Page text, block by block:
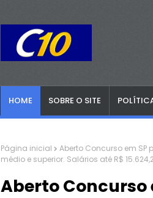
HOME SOBRE O SITE
Página inicial
Aberto Concurso em SP
médio e superior. Salários até R$
Aberto Concurso